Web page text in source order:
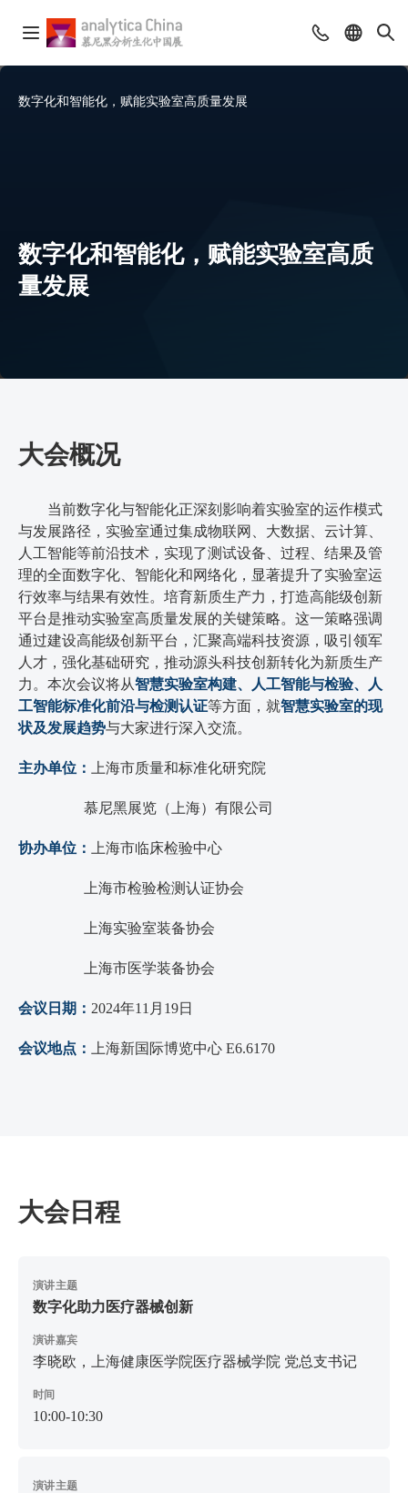
数字化和智能化，赋能实验室高质量发展
数字化和智能化，赋能实验室高质
量发展
大会概况
当前数字化与智能化正深刻影响着实验室的运作模式
与发展路径，实验室通过集成物联网、大数据、云计算、
人工智能等前沿技术，实现了测试设备、过程、结果及管
理的全面数字化、智能化和网络化，显著提升了实验室运
行效率与结果有效性。培育新质生产力，打造高能级创新
平台‌是推动实验室高质量发展的关键策略。这一策略强调
通过建设高能级创新平台，汇聚高端科技资源，吸引领军
人才，强化基础研究，推动源头科技创新转化为新质生产
力。本次会议将从智慧实验室构建、人工智能与检验、人
工智能标准化前沿与检测认证等方面，就智慧实验室的现
状及发展趋势与大家进行深入交流。
主办单位： 上海市质量和标准化研究院
慕尼黑展览（上海）有限公司
协办单位： 上海市临床检验中心
上海市检验检测认证协会
上海实验室装备协会
上海市医学装备协会
会议日期： 2024年11月19日
会议地点： 上海新国际博览中心 E6.6170
大会日程
演讲主题
数字化助力医疗器械创新
演讲嘉宾
李晓欧，上海健康医学院医疗器械学院 党总支书记
时间
10:00-10:30
演讲主题